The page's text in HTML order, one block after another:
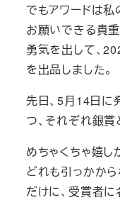
でもアワードは私
お願いできる貴
勇気を出して、
を出品しました。
先日、5月14日に
つ、それぞれ銀
めちゃくちゃ嬉し
どれも引っかか
だけに、受賞者